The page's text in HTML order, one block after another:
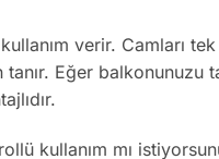
verir. Camları
Eğer balkonunuzu
kullanım mı